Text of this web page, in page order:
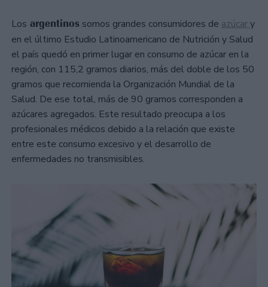
Los argentinos somos grandes consumidores de azúcary
en el último Estudio Latinoamericano de Nutrición y Salud
el país quedó en primer lugar en consumo de azúcar en la
región, con 115,2 gramos diarios, más del doble de los 50
gramos que recomienda la Organización Mundial de la
Salud. De ese total, más de 90 gramos corresponden a
azúcares agregados. Este resultado preocupa a los
profesionales médicos debido a la relación que existe
entre este consumo excesivo y el desarrollo de
enfermedades no transmisibles.